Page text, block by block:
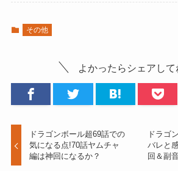
その他
よかったらシェアして
ドラゴンボール超69話での
気になる点!70話ヤムチャ
編は神回になるか？
ドラゴ
バレと
回＆副